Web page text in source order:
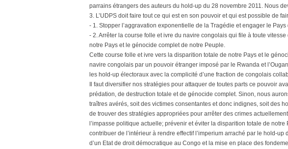
parrains étrangers des auteurs du hold-up du 28 novembre 2011. Nous
3. L’UDPS doit faire tout ce qui est en son pouvoir et qui est possible de
- 1. Stopper l’aggravation exponentielle de la Tragédie et engager le
- 2. Arrêter la course folle et ivre du navire congolais qui file à toute
notre Pays et le génocide complet de notre Peuple.
Cette course folle et ivre vers la disparition totale de notre Pays et le
navire congolais par un pouvoir étranger imposé par le Rwanda et
les hold-up électoraux avec la complicité d’une fraction de congolais
Il faut diversifier nos stratégies pour attaquer de toutes parts ce pouvoir
prédation, de destruction totale et de génocide complet. Sinon, nous
traîtres avérés, soit des victimes consentantes et donc indignes, soit des
de trouver des stratégies appropriées pour arrêter des crimes
l’impasse politique actuelle; prévenir et éviter la disparition totale de
contribuer de l’intérieur à rendre effectif l’imperium arraché par le hold-up
d’un Etat de droit démocratique au Congo et la mise en place des